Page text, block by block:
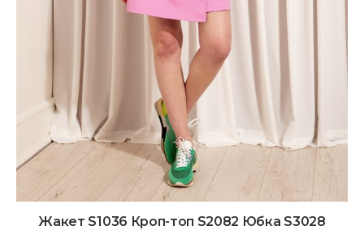
Жакет S1036 Кроп-топ S2082 Юбка S3028